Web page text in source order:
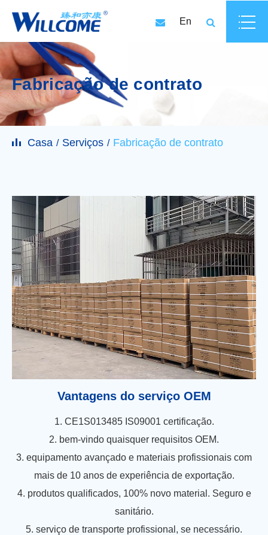
En
Fabricação de contrato
Casa Serviços Fabricação de contrato
Vantagens do serviço OEM
1. CE1S013485 IS09001 certificação.
2. bem-vindo quaisquer requisitos OEM.
3. equipamento avançado e materiais profissionais com
mais de 10 anos de experiência de exportação.
4. produtos qualificados, 100% novo material. Seguro e
sanitário.
5. serviço de transporte profissional, se necessário.